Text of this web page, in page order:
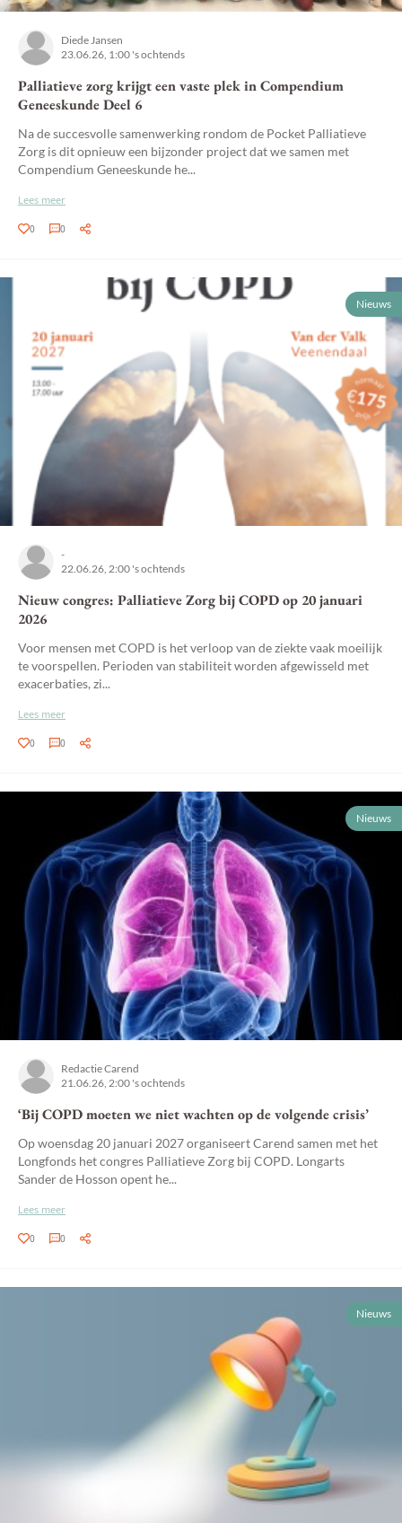
Diede Jansen
23.06.26, 1:00 's ochtends
Palliatieve zorg krijgt een vaste plek in Compendium
Geneeskunde Deel 6
Na de succesvolle samenwerking rondom de Pocket Palliatieve
Zorg is dit opnieuw een bijzonder project dat we samen met
Compendium Geneeskunde he...
Lees meer
0 0
Nieuws
-
22.06.26, 2:00 's ochtends
Nieuw congres: Palliatieve Zorg bij COPD op 20 januari
2026
Voor mensen met COPD is het verloop van de ziekte vaak moeilijk
te voorspellen. Perioden van stabiliteit worden afgewisseld met
exacerbaties, zi...
Lees meer
0 0
Nieuws
Redactie Carend
21.06.26, 2:00 's ochtends
‘Bij COPD moeten we niet wachten op de volgende crisis’
Op woensdag 20 januari 2027 organiseert Carend samen met het
Longfonds het congres Palliatieve Zorg bij COPD. Longarts
Sander de Hosson opent he...
Lees meer
0 0
Nieuws